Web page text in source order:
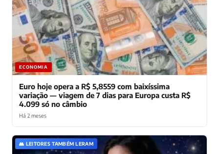
ECONOMIA
Euro hoje opera a R$ 5,8559 com baixíssima
variação — viagem de 7 dias para Europa custa R$
4.099 só no câmbio
Há 2 meses
👥 LEITORES TAMBÉM LERAM